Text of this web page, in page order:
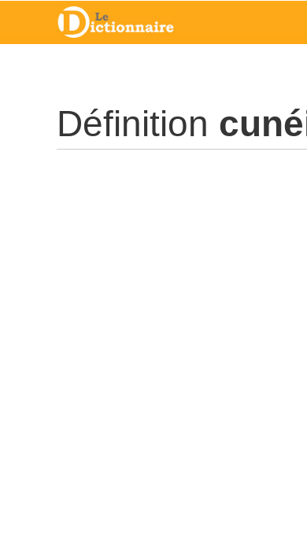
Définition